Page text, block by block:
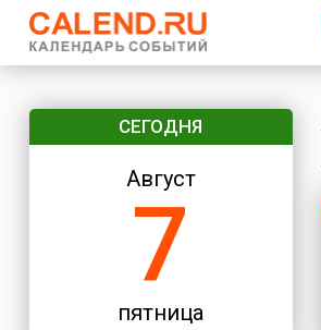
СЕГОДНЯ
Август
7
пятница